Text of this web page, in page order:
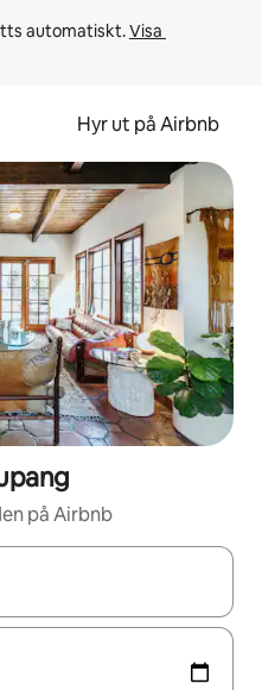
automatiskt. Visa
Hyr ut på Airbnb
på Airbnb
du navigera med upp- och